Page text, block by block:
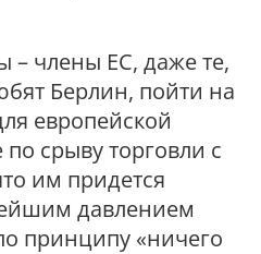
– члены ЕС, даже те,
Берлин, пойти на
европейской
срыву торговли с
им придется
давлением
принципу «ничего